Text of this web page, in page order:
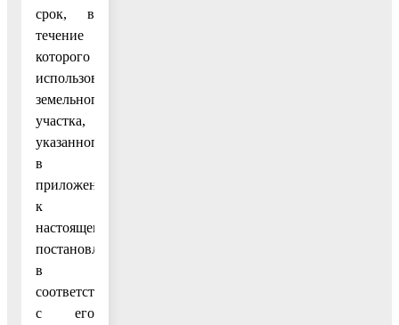
срок, в
течение
которого
использование
земельного
участка,
указанного
в
приложении
к
настоящему
постановлению,
в
соответствии
с его